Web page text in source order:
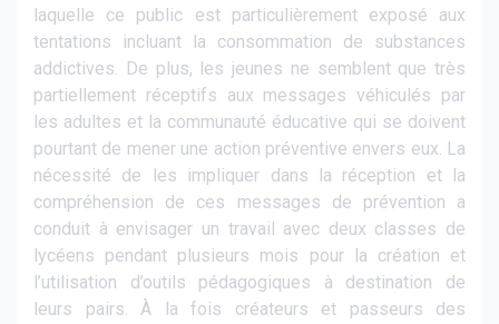
laquelle ce public est particulièrement exposé aux
tentations incluant la consommation de substances
addictives. De plus, les jeunes ne semblent que très
partiellement réceptifs aux messages véhiculés par
les adultes et la communauté éducative qui se doivent
pourtant de mener une action préventive envers eux. La
nécessité de les impliquer dans la réception et la
compréhension de ces messages de prévention a
conduit à envisager un travail avec deux classes de
lycéens pendant plusieurs mois pour la création et
l’utilisation d’outils pédagogiques à destination de
leurs pairs. À la fois créateurs et passeurs des